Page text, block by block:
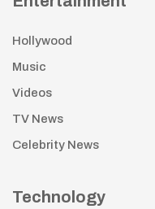
Hollywood
Music
Videos
TV News
Celebrity News
Technology